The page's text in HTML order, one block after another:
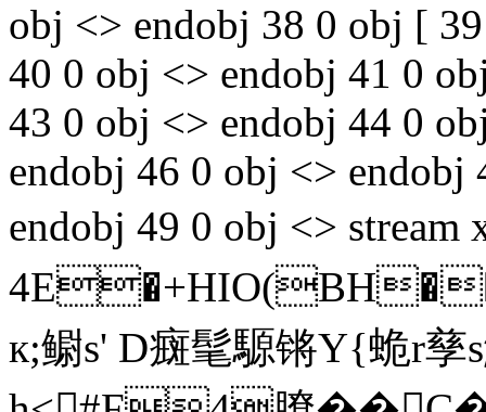
obj <> endobj 38 0 obj [
40 0 obj <> endobj 41 0
43 0 obj <> endobj 44 0
endobj 46 0 obj <>
endobj 49 0 obj <> stream
к;鳚s' D癍髦騵锵Y{蛫r孳s